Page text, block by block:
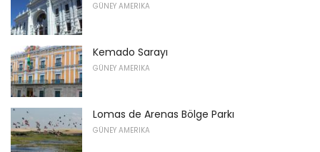
GÜNEY AMERIKA
Kemado Sarayı
GÜNEY AMERIKA
Lomas de Arenas Bölge Parkı
GÜNEY AMERIKA